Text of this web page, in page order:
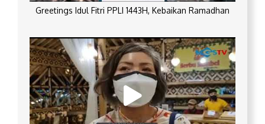
Greetings Idul Fitri PPLI 1443H, Kebaikan Ramadhan